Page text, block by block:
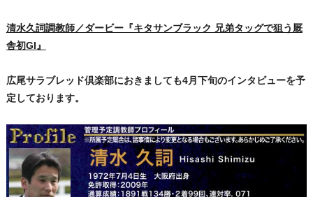
清水久詞調教師／ダービー『キタサンブラック 兄弟タッグで狙う厩
舎初GI』
広尾サラブレッド倶楽部におきましても4月下旬のインタビューを予
定しております。